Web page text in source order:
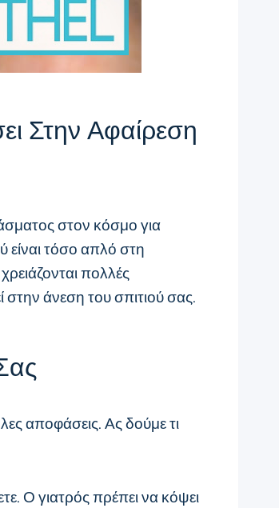
Στην Αφαίρεση
στον κόσμο για
είναι τόσο απλό στη
πολλές
στην άνεση του σπιτιού σας.
αποφάσεις. Ας δούμε τι
Ο γιατρός πρέπει να κόψει